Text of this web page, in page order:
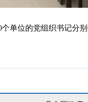
位的党组织书记分